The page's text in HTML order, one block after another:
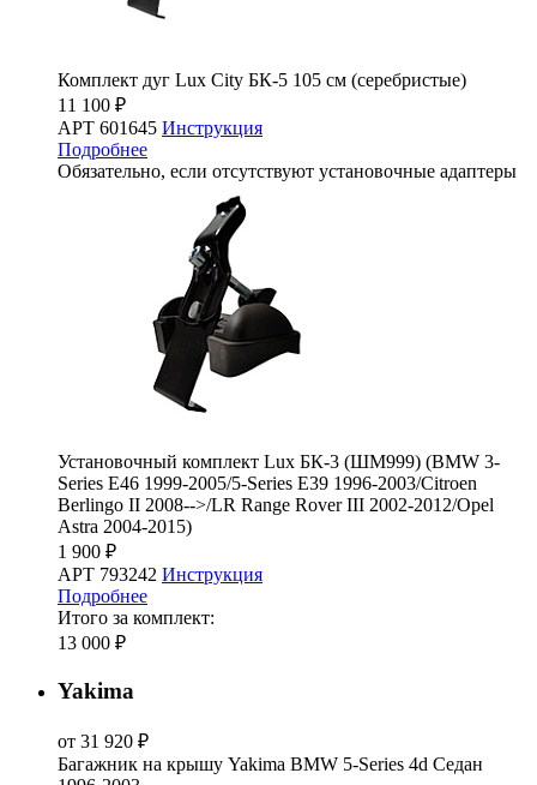
Комплект дуг Lux City БК-5 105 см (серебристые)
11 100 ₽
АРТ 601645 Инструкция
Подробнее
Обязательно, если отсутствуют установочные адаптеры
Установочный комплект Lux БК-3 (ШМ999) (BMW 3-
Series E46 1999-2005/5-Series E39 1996-2003/Citroen
Berlingo II 2008-->/LR Range Rover III 2002-2012/Opel
Astra 2004-2015)
1 900 ₽
АРТ 793242 Инструкция
Подробнее
Итого за комплект:
13 000 ₽
Yakima
от 31 920 ₽
Багажник на крышу Yakima BMW 5-Series 4d Седан